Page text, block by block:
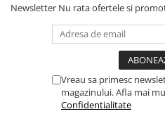
Accesorii DJ
Accesorii Pick-up si Vinyl
CD Playere DJ
Controllere MIDI - USB DAW
Newsletter Nu rata ofertele si
Vreau sa primesc
magazinului. Afla mai
Confidentialitate